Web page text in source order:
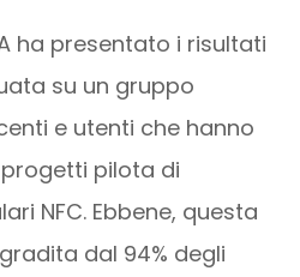
ha presentato i risultati
su un gruppo
e utenti che hanno
pilota di
NFC. Ebbene, questa
dal 94% degli